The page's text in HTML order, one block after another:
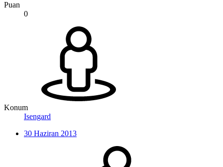
Puan
0
Konum
Isengard
30 Haziran 2013